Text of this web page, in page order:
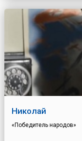
Николай
«Победитель народов»